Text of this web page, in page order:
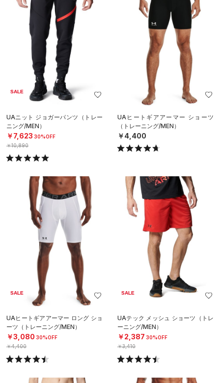
SALE
UAニット ジョガーパンツ（トレー
ニング/MEN）
￥7,623 30%OFF
￥10,890
UAヒートギアアーマー ショーツ
（トレーニング/MEN）
￥4,400
SALE
UAヒートギアアーマー ロング ショ
ーツ（トレーニング/MEN）
￥3,080 30%OFF
￥4,400
SALE
UAテック メッシュ ショーツ（トレ
ーニング/MEN）
￥2,387 30%OFF
￥3,410